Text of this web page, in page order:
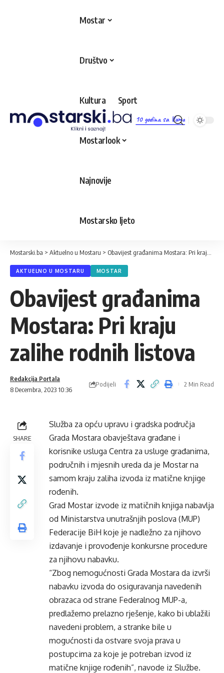
10 godina sa Vama
Mostar
Društvo
Kultura Sport
Mostarlook
Najnovije
Mostarsko ljeto
Mostarski.ba > Aktuelno u Mostaru > Obavijest građanima Mostara: Pri kraju zalihe rodnih listova
AKTUELNO U MOSTARU MOSTAR
Obavijest građanima
Mostara: Pri kraju
zalihe rodnih listova
8 Decembra, 2023 10:36
Redakcija Portala
Podijeli 2 Min Read
SHARE
Služba za opću upravu i gradska područja
Grada Mostara obavještava građane i
korisnike usluga Centra za usluge građanima,
područnih i mjesnih ureda da je Mostar na
samom kraju zaliha izvoda iz matične knjige
rođenih.
Grad Mostar izvode iz matičnih knjiga nabavlja
od Ministarstva unutrašnjih poslova (MUP)
Federacije BiH koje je nadležno za njihovo
izdavanje i provođenje konkursne procedure
za njihovu nabavku.
“Zbog nemogućnosti Grada Mostara da izvrši
nabavku izvoda do osiguravanja navedenih
obrazaca od strane Federalnog MUP-a,
predlažemo prelazno rješenje, kako bi ublažili
navedeni problem, a stranke bile u
mogućnosti da ostvare svoja prava u
postupcima za koje je potreban izvod iz
matične knjige rođenih”, navode iz Službe.